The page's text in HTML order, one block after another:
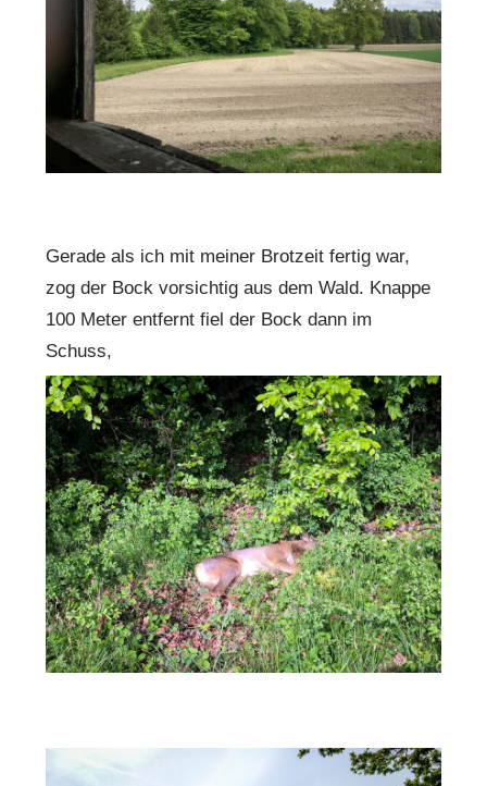
Gerade als ich mit meiner Brotzeit fertig war,
zog der Bock vorsichtig aus dem Wald. Knappe
100 Meter entfernt fiel der Bock dann im
Schuss,